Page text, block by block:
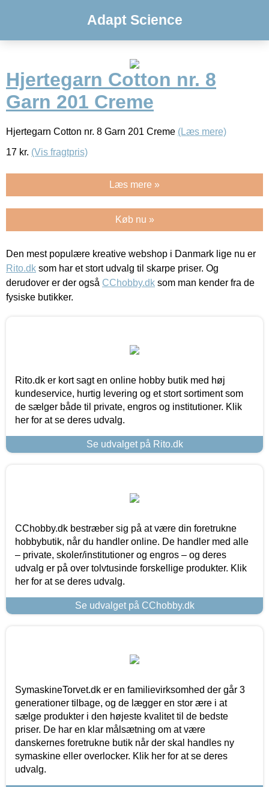
Adapt Science
Hjertegarn Cotton nr. 8
Garn 201 Creme
Hjertegarn Cotton nr. 8 Garn 201 Creme (Læs mere)
17 kr. (Vis fragtpris)
Læs mere »
Køb nu »
Den mest populære kreative webshop i Danmark lige nu er
Rito.dk som har et stort udvalg til skarpe priser. Og
derudover er der også CChobby.dk som man kender fra de
fysiske butikker.
Rito.dk er kort sagt en online hobby butik med høj
kundeservice, hurtig levering og et stort sortiment som
de sælger både til private, engros og institutioner. Klik
her for at se deres udvalg.
Se udvalget på Rito.dk
CChobby.dk bestræber sig på at være din foretrukne
hobbybutik, når du handler online. De handler med alle
– private, skoler/institutioner og engros – og deres
udvalg er på over tolvtusinde forskellige produkter. Klik
her for at se deres udvalg.
Se udvalget på CChobby.dk
SymaskineTorvet.dk er en familievirksomhed der går 3
generationer tilbage, og de lægger en stor ære i at
sælge produkter i den højeste kvalitet til de bedste
priser. De har en klar målsætning om at være
danskernes foretrukne butik når der skal handles ny
symaskine eller overlocker. Klik her for at se deres
udvalg.